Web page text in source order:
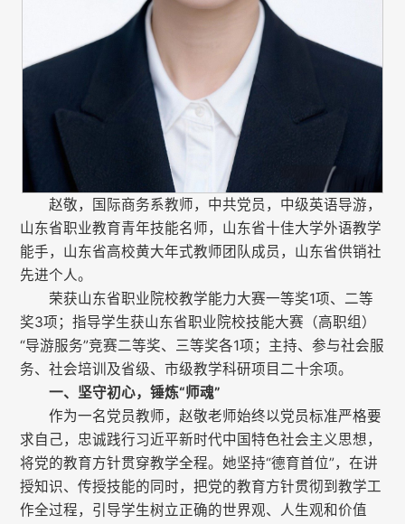
赵敬，国际商务系教师，中共党员，中级英语导游，
山东省职业教育青年技能名师，山东省十佳大学外语教学
能手，山东省高校黄大年式教师团队成员，山东省供销社
先进个人。
荣获山东省职业院校教学能力大赛一等奖1项、二等
奖3项；指导学生获山东省职业院校技能大赛（高职组）
“导游服务”竞赛二等奖、三等奖各1项；主持、参与社会服
务、社会培训及省级、市级教学科研项目二十余项。
一、坚守初心，锤炼“师魂”
作为一名党员教师，赵敬老师始终以党员标准严格要
求自己，忠诚践行习近平新时代中国特色社会主义思想，
将党的教育方针贯穿教学全程。她坚持“德育首位”，在讲
授知识、传授技能的同时，把党的教育方针贯彻到教学工
作全过程，引导学生树立正确的世界观、人生观和价值